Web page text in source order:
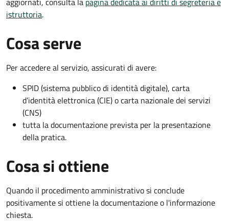
istruttoria.
Cosa serve
Per accedere al servizio, assicurati di avere:
SPID (sistema pubblico di identità digitale), carta
d’identità elettronica (CIE) o carta nazionale dei servizi
(CNS)
tutta la documentazione prevista per la presentazione
della pratica.
Cosa si ottiene
Quando il procedimento amministrativo si conclude
positivamente si ottiene la documentazione o l'informazione
chiesta.